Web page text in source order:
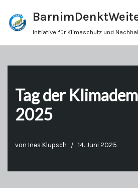
Zum
Initiative für Klimaschutz und
Tag der
2025
von Ines Klupsch 14. Juni 2025